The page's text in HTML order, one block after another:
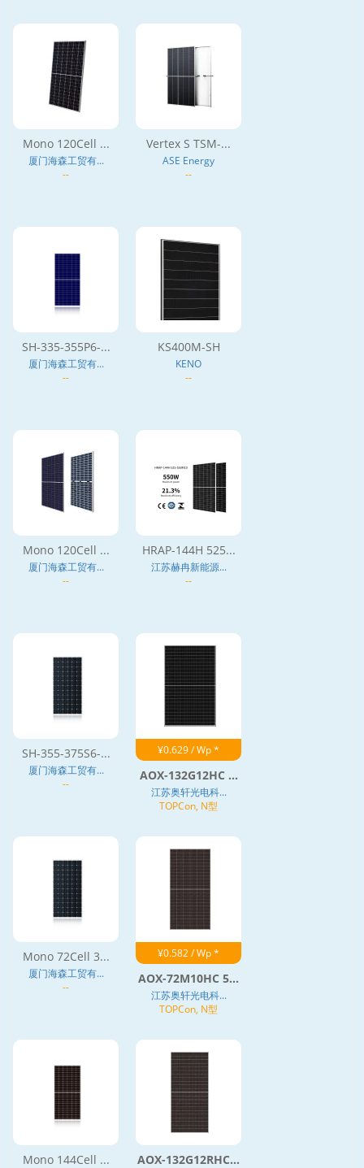
Mono 120Cell ...
厦门海森工贸有...
--
Vertex S TSM-...
ASE Energy
--
SH-335-355P6-...
厦门海森工贸有...
--
KS400M-SH
KENO
--
Mono 120Cell ...
厦门海森工贸有...
--
HRAP-144H 525...
江苏赫冉新能源...
--
SH-355-375S6-...
厦门海森工贸有...
--
¥0.629 / Wp *
AOX-132G12HC ...
江苏奥轩光电科...
TOPCon, N型
Mono 72Cell 3...
厦门海森工贸有...
--
¥0.582 / Wp *
AOX-72M10HC 5...
江苏奥轩光电科...
TOPCon, N型
Mono 144Cell ... AOX-132G12RHC...